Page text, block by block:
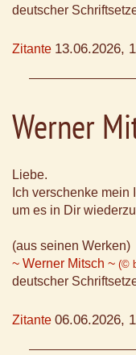
deutscher
Zitante 13.06.2026,
Werner
Liebe.
Ich verschenke mein
um es in Dir
(aus seinen Werken)
~ Werner Mitsch ~ (©
deutscher
Zitante 06.06.2026,